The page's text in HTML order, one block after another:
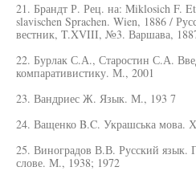
21. Брандт Р. Рец. на: Miklosich F.
slavischen Sprachen. Wien, 1886 /
вестник, T.XVIII, №3. Варшава,
22. Бурлак С.А., Старостин С.А.
компаративистику. М., 2001
23. Вандриес Ж. Язык. М., 193 7
24. Ващенко B.C. Украшська мова.
25. Виноградов В.В. Русский язык.
слове. М., 1938; 1972